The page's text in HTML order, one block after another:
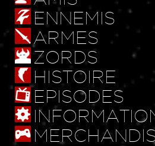
ENNEMIS
ARMES
ZORDS
HISTOIRE
EPISODES